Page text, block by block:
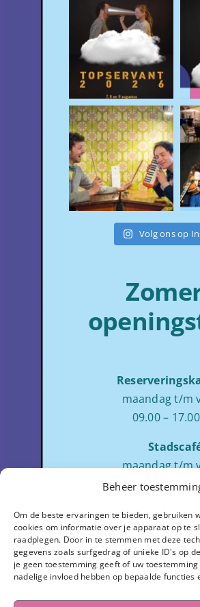
Beheer
Om de beste ervaringen te bieden, gebruiken
cookies om informatie over je apparaat op te
raadplegen. Door in te stemmen met deze
gegevens zoals surfgedrag of unieke ID's op
je geen toestemming geeft of uw
nadelige invloed hebben op bepaalde functies
Volg ons op
maandag t/m
09.00 –
maandag t/m
tussen 09:00 –
ochtend: 08.00
middag: 13.00
avond:op